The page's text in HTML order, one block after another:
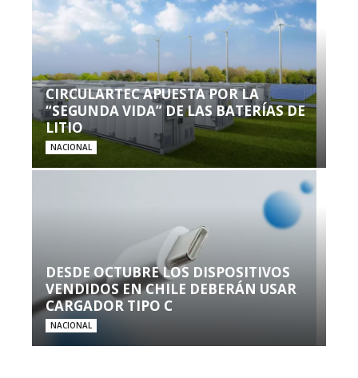
CIRCULARTEC APUESTA POR LA
“SEGUNDA VIDA” DE LAS BATERÍAS DE
LITIO
NACIONAL
DESDE OCTUBRE LOS DISPOSITIVOS
VENDIDOS EN CHILE DEBERÁN USAR
CARGADOR TIPO C
NACIONAL